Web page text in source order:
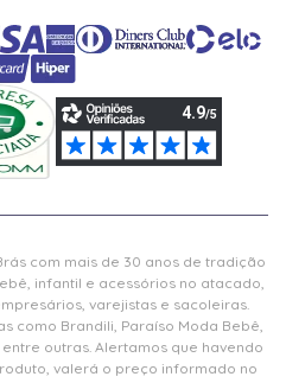
com mais de 30 anos de tradição
infantil e acessórios no atacado,
varejistas e sacoleiras.
como Brandili, Paraíso Moda Bebê,
outras. Alertamos que havendo
valerá o preço informado no